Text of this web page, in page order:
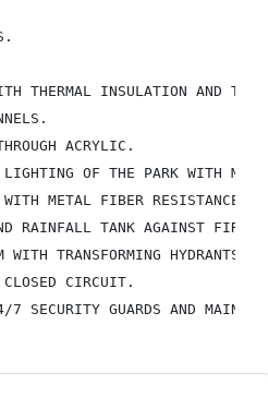
THERMAL INSULATION AND
ACRYLIC.
OF THE PARK WITH
WITH METAL FIBER RESISTANCE
RAINFALL TANK AGAINST FIRE.
WITH TRANSFORMING HYDRANTS
CIRCUIT.
7 SECURITY GUARDS AND